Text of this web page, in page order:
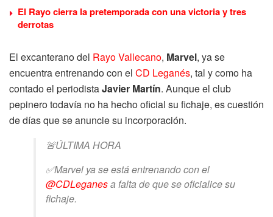
El Rayo cierra la pretemporada con una victoria y tres
derrotas
El excanterano del Rayo Vallecano, Marvel, ya se
encuentra entrenando con el CD Leganés, tal y como ha
contado el periodistaJavier Martín. Aunque el club
pepinero todavía no ha hecho oficial su fichaje, es cuestión
de días que se anuncie su incorporación.
🚨ÚLTIMA HORA
✅Marvel ya se está entrenando con el
@CDLeganesa falta de que se oficialice su
fichaje.